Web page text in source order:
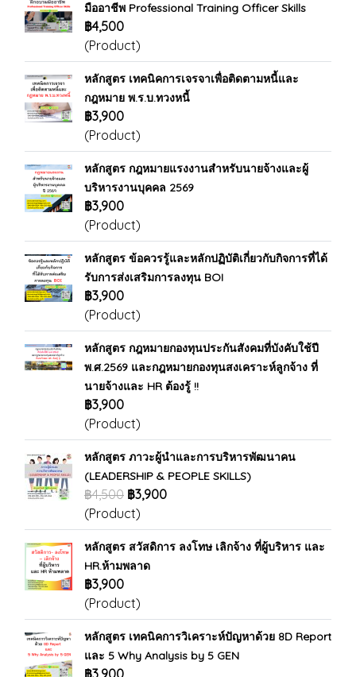
มืออาชีพ Professional Training Officer Skills
฿4,500
(Product)
หลักสูตร เทคนิคการเจรจาเพื่อติดตามหนี้และ
กฎหมาย พ.ร.บ.ทวงหนี้
฿3,900
(Product)
หลักสูตร กฎหมายแรงงานสำหรับนายจ้างและผู้
บริหารงานบุคคล 2569
฿3,900
(Product)
หลักสูตร ข้อควรรู้และหลักปฏิบัติเกี่ยวกับกิจการที่ได้
รับการส่งเสริมการลงทุน BOI
฿3,900
(Product)
หลักสูตร กฎหมายกองทุนประกันสังคมที่บังคับใช้ปี
พ.ศ.2569 และกฎหมายกองทุนสงเคราะห์ลูกจ้าง ที่
นายจ้างและ HR ต้องรู้ !!
฿3,900
(Product)
หลักสูตร ภาวะผู้นำและการบริหารพัฒนาคน
(LEADERSHIP & PEOPLE SKILLS)
฿4,500 ฿3,900
(Product)
หลักสูตร สวัสดิการ ลงโทษ เลิกจ้าง ที่ผู้บริหาร และ
HR.ห้ามพลาด
฿3,900
(Product)
หลักสูตร เทคนิคการวิเคราะห์ปัญหาด้วย 8D Report
และ 5 Why Analysis by 5 GEN
฿3,900